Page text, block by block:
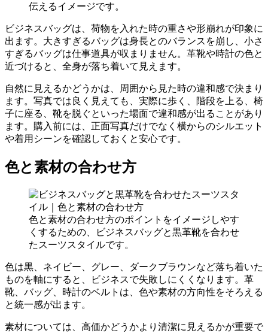
伝えるイメージです。
ビジネスバッグは、荷物を入れた時の重さや形崩れが印象に
出ます。大きすぎるバッグは身長とのバランスを崩し、小さ
すぎるバッグは仕事道具が収まりません。革靴や時計の色と
近づけると、全身が落ち着いて見えます。
自然に見えるかどうかは、周囲から見た時の違和感で決まり
ます。写真では良く見えても、実際に歩く、階段を上る、椅
子に座る、靴を脱ぐといった場面で違和感が出ることがあり
ます。購入前には、正面写真だけでなく横からのシルエット
や着用シーンを確認しておくと安心です。
色と素材の合わせ方
色と素材の合わせ方のポイントをイメージしやす
くするための、ビジネスバッグと黒革靴を合わせ
たスーツスタイルです。
色は黒、ネイビー、グレー、ダークブラウンなど落ち着いた
ものを軸にすると、ビジネスで失敗しにくくなります。革
靴、バッグ、時計のベルトは、色や素材の方向性をそろえる
と統一感が出ます。
素材については、高価かどうかより清潔に見えるかが重要で